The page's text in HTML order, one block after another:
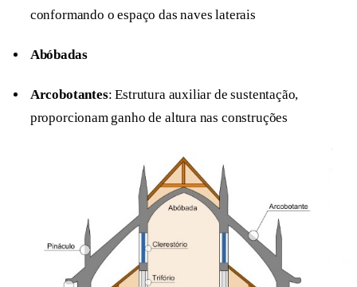
conformando o espaço das naves laterais
Abóbadas
Arcobotantes: Estrutura auxiliar de sustentação,
proporcionam ganho de altura nas construções